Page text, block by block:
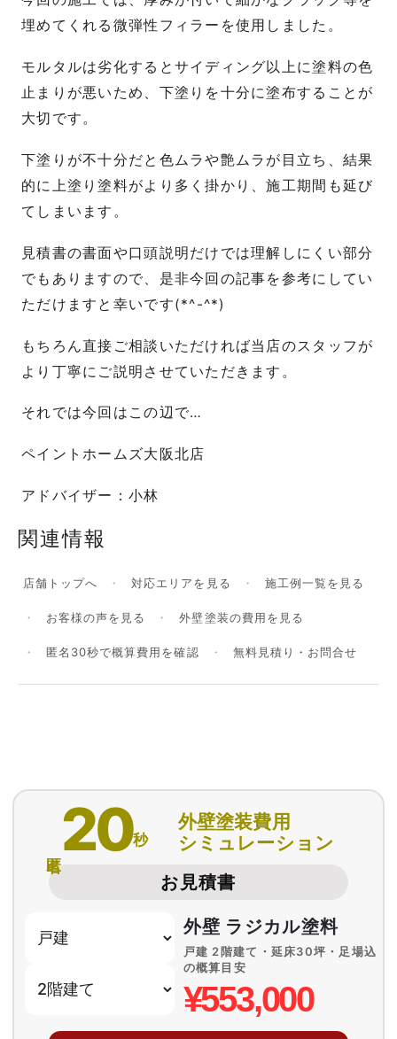
埋めてくれる微弾性フィラーを使用しました。
モルタルは劣化するとサイディング以上に塗料の色
止まりが悪いため、下塗りを十分に塗布することが
大切です。
下塗りが不十分だと色ムラや艶ムラが目立ち、結果
的に上塗り塗料がより多く掛かり、施工期間も延び
てしまいます。
見積書の書面や口頭説明だけでは理解しにくい部分
でもありますので、是非今回の記事を参考にしてい
ただけますと幸いです(*^-^*)
もちろん直接ご相談いただければ当店のスタッフが
より丁寧にご説明させていただきます。
それでは今回はこの辺で…
ペイントホームズ大阪北店
アドバイザー：小林
関連情報
店舗トップへ 対応エリアを見る 施工例一覧を見る
お客様の声を見る 外壁塗装の費用を見る
匿名30秒で概算費用を確認 無料見積り・お問合せ
20秒
外壁塗装費用
シミュレーション
お見積書
外壁 ラジカル塗料
戸建 2階建て・延床30坪・足場込
の概算目安
¥553,000